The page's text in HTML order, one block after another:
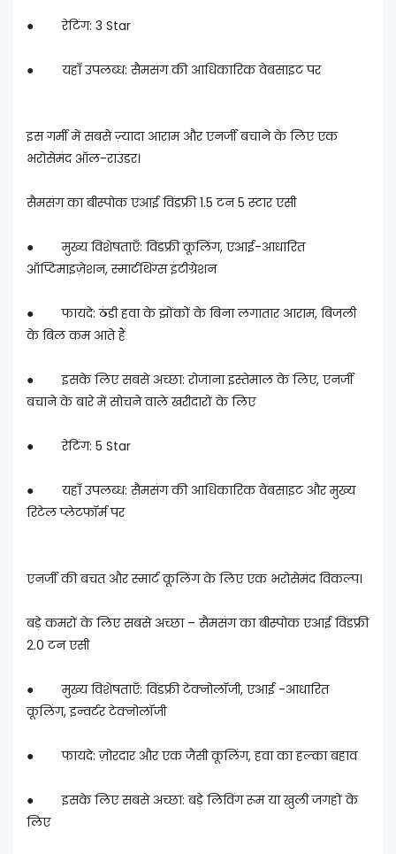
● रेटिंग: 3 Star
● यहाँ उपलब्ध: सैमसंग की आधिकारिक वेबसाइट पर
इस गर्मी में सबसे ज़्यादा आराम और एनर्जी बचाने के लिए एक
भरोसेमंद ऑल-राउंडर।
सैमसंग का बीस्पोक एआई विंडफ्री 1.5 टन 5 स्टार एसी
● मुख्य विशेषताएँ: विंडफ्री कूलिंग, एआई-आधारित
ऑप्टिमाइज़ेशन, स्मार्टथिंग्स इंटीग्रेशन
● फायदे: ठंडी हवा के झोंकों के बिना लगातार आराम, बिजली
के बिल कम आते हैं
● इसके लिए सबसे अच्छा: रोजाना इस्तेमाल के लिए, एनर्जी
बचाने के बारे में सोचने वाले खरीदारों के लिए
● रेटिंग: 5 Star
● यहाँ उपलब्ध: सैमसंग की आधिकारिक वेबसाइट और मुख्य
रिटेल प्लेटफॉर्म पर
एनर्जी की बचत और स्मार्ट कूलिंग के लिए एक भरोसेमंद विकल्प।
बड़े कमरों के लिए सबसे अच्छा – सैमसंग का बीस्पोक एआई विंडफ्री
2.0 टन एसी
● मुख्य विशेषताएँ: विंडफ्री टेक्नोलॉजी, एआई -आधारित
कूलिंग, इन्वर्टर टेक्नोलॉजी
● फायदे: ज़ोरदार और एक जैसी कूलिंग, हवा का हल्का बहाव
● इसके लिए सबसे अच्छा: बड़े लिविंग रूम या खुली जगहों के
लिए